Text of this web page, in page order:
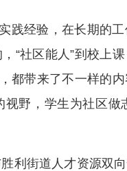
践经验，在长期的
“社区能人”到校上
都带来了不一样的
野，学生为社区
利街道人才资源双